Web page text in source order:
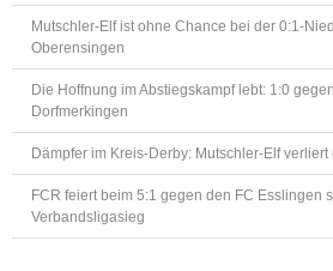
Mutschler-Elf ist ohne Chance bei der 0:1-
Oberensingen
Die Hoffnung im Abstiegskampf lebt: 1:0
Dorfmerkingen
Dämpfer im Kreis-Derby: Mutschler-Elf
FCR feiert beim 5:1 gegen den FC Esslingen
Verbandsligasieg